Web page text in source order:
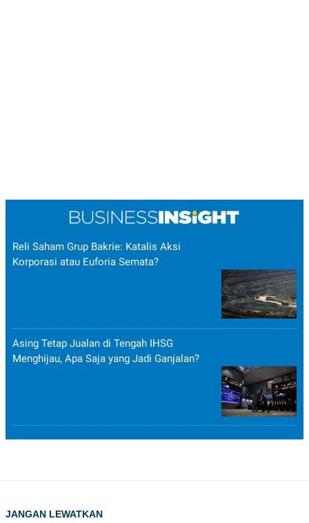
Reli Saham Grup Bakrie: Katalis Aksi
Korporasi atau Euforia Semata?
Asing Tetap Jualan di Tengah IHSG
Menghijau, Apa Saja yang Jadi Ganjalan?
JANGAN LEWATKAN